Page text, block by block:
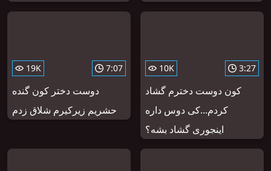
19K 7:07
دوست دختر کون گنده
حشریم زیرکیرم شلاق زدم
10K 3:27
کون دوست دخترم گشاد
کردم...کی دوس داره
اینجوری گشاد بشه؟